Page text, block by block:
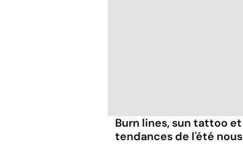
Burn lines, sun tattoo
tendances de l'été